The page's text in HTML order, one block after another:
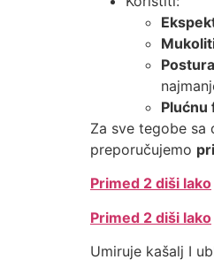
Plućnu
Za sve tegobe sa
preporučujemo
Primed 2 diši lako
Primed 2 diši lako
Umiruje kašalj I